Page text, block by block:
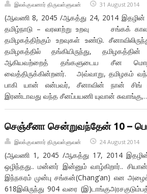
இலக்குவனார் திருவள்ளுவன் 31 August 2014
(ஆவணி 8, 2045 /ஆகத்து 24, 2014 இதழின்
தமிழ்நாடு – வரலாற்று உறவு சங்கக்
தமிழகத்திற்கும் உறவுகள் உண்டு.
தமிழகத்தில் தங்கியிருந்து,
ஆகியவற்றைத் தங்களுடைய சீன
வைத்திருக்கின்றனர். அவ்வாறு, தமிழகம்
பாகி யான் என்பவர், சீனாவின் நான் சிங்
இரண்டாவது வந்த சீனப்பயணி யுவான்
செஞ்சீனா சென்றுவந்தேன் 10 –
இலக்குவனார் திருவள்ளுவன் 24 August 2014
(ஆவணி 1, 2045 /ஆகத்து 17, 2014
ஒழிந்தது.. மன்னர் இன்னும் வாழ்கிறார்..
இந்நகரம் முன்பு சங்கன்(Chang’an) என
618இலிருந்து 904 வரை